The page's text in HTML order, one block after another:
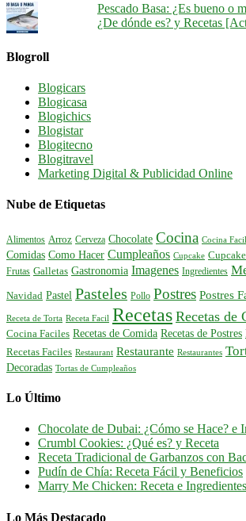
Pescado Basa: ¿Es bueno o
¿De dónde es? y Recetas
Blogroll
Blogicars
Blogicasa
Blogichics
Blogistar
Blogitecno
Blogitravel
Marketing Digital & Publicidad Online
Nube de Etiquetas
Alimentos Arroz Cerveza Chocolate Cocina Cocina Facil
Comidas Como Hacer Cumpleaños Cupcake
Frutas Galletas Gastronomia Imagenes Ingredientes
Navidad Pastel Pasteles Pollo Postres Postres
Receta de Torta Receta Facil Recetas Recetas de
Cocina Faciles Recetas de Comida Recetas de Postres
Recetas Faciles Restaurant Restaurante Restaurantes
Decoradas Tortas de Cumpleaños
Lo Último
Chocolate de Dubai: ¿Cómo se Hace? e
Crumbl Cookies: ¿Qué es? y Receta
Receta Tradicional de Garbanzos con
Pudín de Chía: Receta Fácil y Beneficios
Marry Me Chicken: Receta e Ingredientes
Lo Más Destacado